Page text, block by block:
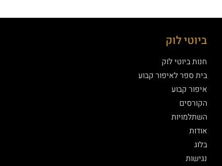
ביוטי לוק
חנות ביוטי לוק
בית ספר לאיפור קבוע
איפור קבוע
הקורסים
השתלמויות
אודות
בלוג
נגישות